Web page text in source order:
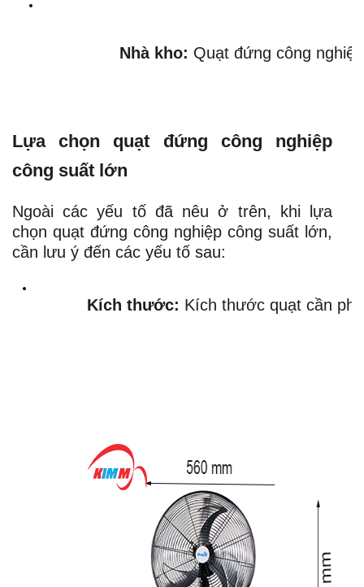
Nhà kho: Quạt đứng công
Lựa chọn quạt đứng công nghiệp
công suất lớn
Ngoài các yếu tố đã nêu ở trên, khi lựa
chọn quạt đứng công nghiệp công suất lớn,
cần lưu ý đến các yếu tố sau:
Kích thước: Kích thước quạt cần